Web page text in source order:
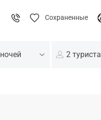
Сохраненные
2 туриста